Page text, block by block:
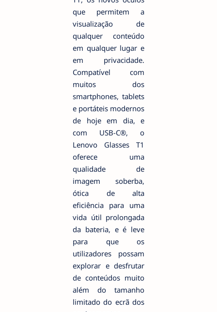
que permitem a
visualização de
qualquer conteúdo
em qualquer lugar e
em privacidade.
Compatível com
muitos dos
smartphones, tablets
e portáteis modernos
de hoje em dia, e
com USB-C®, o
Lenovo Glasses T1
oferece uma
qualidade de
imagem soberba,
ótica de alta
eficiência para uma
vida útil prolongada
da bateria, e é leve
para que os
utilizadores possam
explorar e desfrutar
de conteúdos muito
além do tamanho
limitado do ecrã dos